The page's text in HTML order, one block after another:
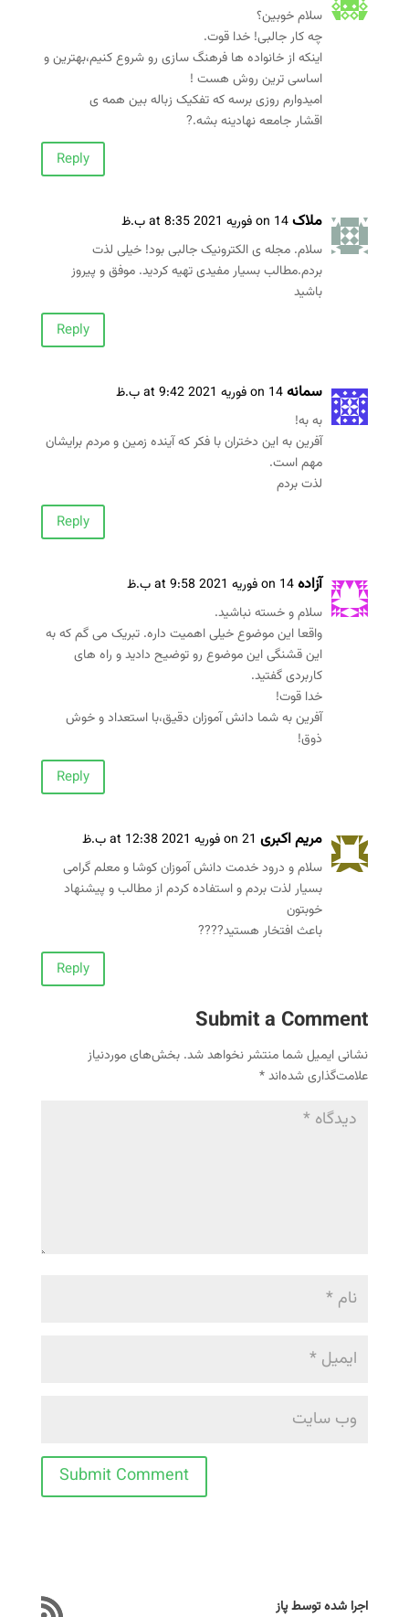
سلام خوبین؟
چه کار جالبی! خدا قوت.
اینکه از خانواده ها فرهنگ سازی رو شروع کنیم،بهترین و
اساسی ترین روش هست !
امیدوارم روزی برسه که تفکیک زباله بین همه ی
اقشار جامعه نهادینه بشه.?
Reply
ملاکon 14 فوریه 2021 at 8:35 ب.ظ
سلام. مجله ی الکترونیک جالبی بود! خیلی لذت
بردم.مطالب بسیار مفیدی تهیه کردید. موفق و پیروز
باشید
Reply
سمانهon 14 فوریه 2021 at 9:42 ب.ظ
به به!
آفرین به این دختران با فکر که آینده زمین و مردم برایشان
مهم است.
لذت بردم
Reply
آزادهon 14 فوریه 2021 at 9:58 ب.ظ
سلام و خسته نباشید.
واقعا این موضوع خیلی اهمیت داره. تبریک می گم که به
این قشنگی این موضوع رو توضیح دادید و راه های
کاربردی گفتید.
خدا قوت!
آفرین به شما دانش آموزان دقیق،با استعداد و خوش
ذوق!
Reply
مریم اکبری on 21 فوریه 2021 at 12:38 ب.ظ
سلام و درود خدمت دانش آموزان کوشا و معلم گرامی
بسیار لذت بردم و استفاده کردم از مطالب و پیشنهاد
خوبتون
باعث افتخار هستید????
Reply
Submit a Comment
نشانی ایمیل شما منتشر نخواهد شد. بخش‌های موردنیاز
علامت‌گذاری شده‌اند*
Submit Comment
اجرا شده توسط پاز